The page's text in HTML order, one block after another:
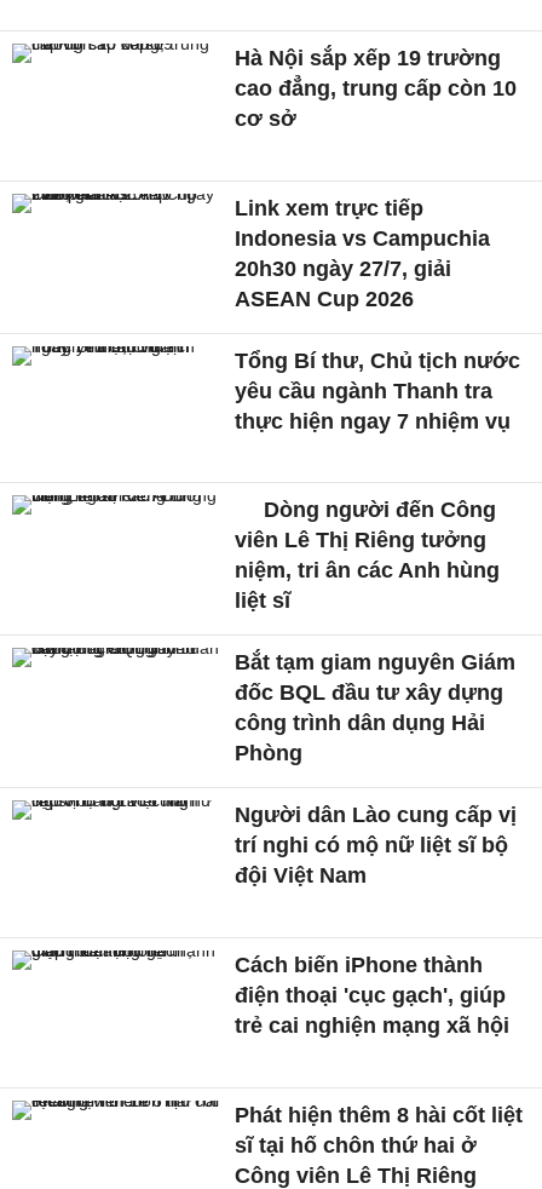
Hà Nội sắp xếp 19 trường
cao đẳng, trung cấp còn 10
cơ sở
Link xem trực tiếp
Indonesia vs Campuchia
20h30 ngày 27/7, giải
ASEAN Cup 2026
Tổng Bí thư, Chủ tịch nước
yêu cầu ngành Thanh tra
thực hiện ngay 7 nhiệm vụ
Dòng người đến Công
viên Lê Thị Riêng tưởng
niệm, tri ân các Anh hùng
liệt sĩ
Bắt tạm giam nguyên Giám
đốc BQL đầu tư xây dựng
công trình dân dụng Hải
Phòng
Người dân Lào cung cấp vị
trí nghi có mộ nữ liệt sĩ bộ
đội Việt Nam
Cách biến iPhone thành
điện thoại 'cục gạch', giúp
trẻ cai nghiện mạng xã hội
Phát hiện thêm 8 hài cốt liệt
sĩ tại hố chôn thứ hai ở
Công viên Lê Thị Riêng